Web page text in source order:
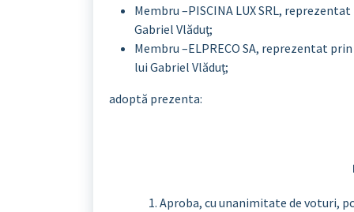
Membru –PISCINA LUX SRL,
Gabriel Vlăduţ;
Membru –ELPRECO SA, reprezentat
lui Gabriel Vlăduţ;
adoptă prezenta:
Aproba, cu unanimitate de voturi,